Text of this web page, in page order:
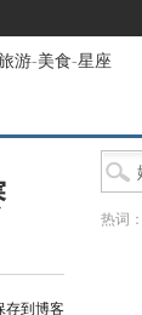
游-美食-星座
存到博客
热词